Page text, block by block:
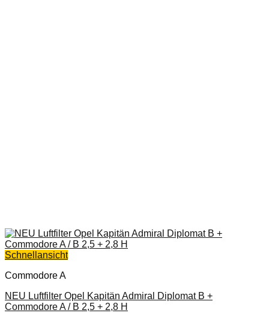
Schnellansicht
Commodore A
NEU Luftfilter Opel Kapitän Admiral Diplomat B +
Commodore A / B 2,5 + 2,8 H